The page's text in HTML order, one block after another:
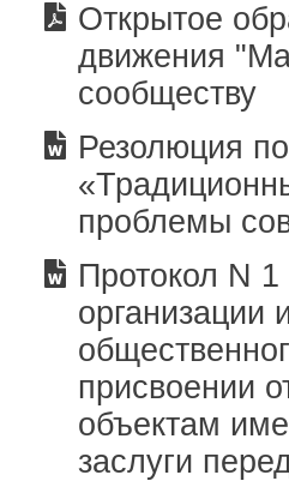
Открытое
движения
сообществу
Резолюция
проблемы
Протокол N 1
организации
присвоении
объектам
заслуги